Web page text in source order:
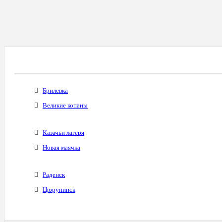
Брилевка
Великие копаны
Казачьи лагеря
Новая маячка
Раденск
Цюрупинск